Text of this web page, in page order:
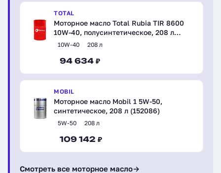
TOTAL
Моторное масло Total Rubia TIR 8600
10W-40, полусинтетическое, 208 л
(110800)
10W-40 208 л
94 634 ₽
MOBIL
Моторное масло Mobil 1 5W-50,
синтетическое, 208 л (152086)
5W-50 208 л
109 142 ₽
Смотреть все моторное масло→